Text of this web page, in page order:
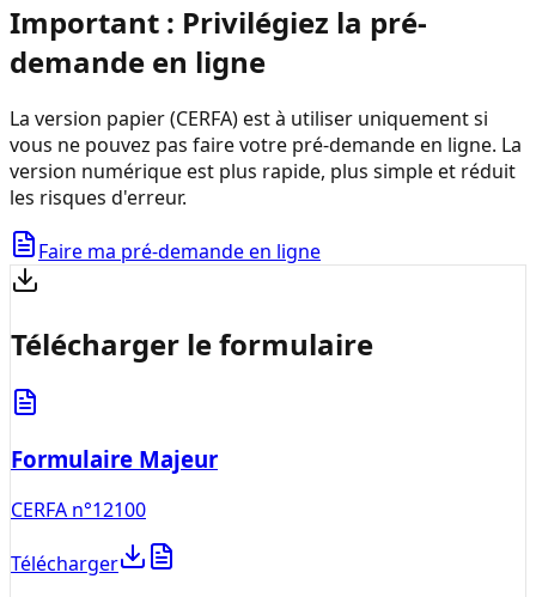
Important : Privilégiez la pré-
demande en ligne
La version papier (CERFA) est à utiliser uniquement si
vous ne pouvez pas faire votre pré-demande en ligne. La
version numérique est plus rapide, plus simple et réduit
les risques d'erreur.
Faire ma pré-demande en ligne
Télécharger le formulaire
Formulaire Majeur
CERFA n°12100
Télécharger